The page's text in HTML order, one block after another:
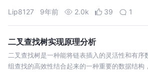
Lip8127 9年前 2.0k 39 1
二叉查找树实现原理分析
二叉查找树是一种能将链表插入的灵活性和有序
组查找的高效性结合起来的一种重要的数据结构，